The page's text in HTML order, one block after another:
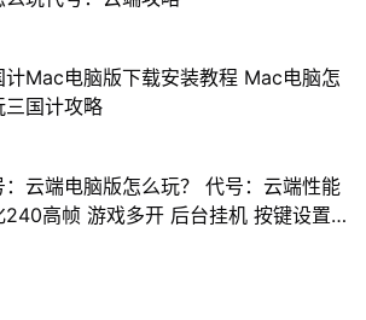
计Mac电脑版下载安装教程 Mac电脑怎
三国计攻略
：云端电脑版怎么玩？ 代号：云端性能
240高帧 游戏多开 后台挂机 按键设置